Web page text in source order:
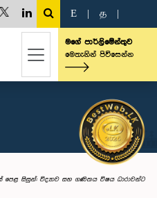
E த
මගේ පාර්ලිමේන්තුව
මෙතැනින් පිවිසෙන්න
පෙළ සිසුන්: විද්‍යාව සහ ගණිතය විෂය ධාරාවන්ට